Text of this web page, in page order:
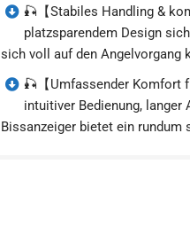
🎣【Stabiles Handling &
platzsparendem Design
sich voll auf den Angelvorgang
🎣【Umfassender Komfort
intuitiver Bedienung,
Bissanzeiger bietet ein rundum